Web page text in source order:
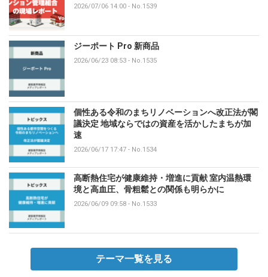
2026/07/06 14:00 - No.1539
ジーポート Pro 新商品
2026/06/23 08:53 - No.1535
個性ある令和のまちリノベーションへ改正法が閣
議決定 地域ならではの資産を活かしたまちが加
速
2026/06/17 17:47 - No.1534
高断熱住宅が健康維持・増進に貢献 室内温熱環
境と高血圧、骨粗鬆との関係も明らかに
2026/06/09 09:58 - No.1533
テーマ一覧を見る